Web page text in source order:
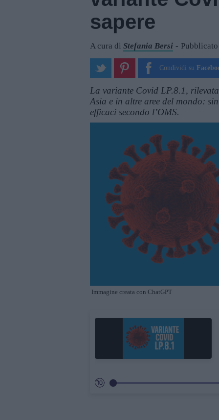
sapere
A cura di Stefania Bersi
Condividi su
La variante Covid LP.8.1,
Asia e in altre aree del mondo:
efficaci secondo l’OMS.
Immagine creata con ChatGPT